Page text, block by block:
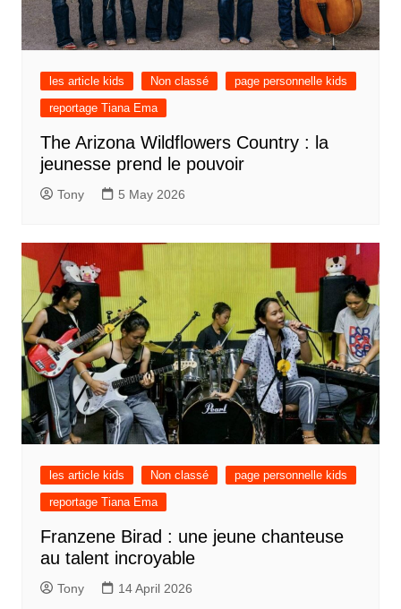
les article kids Non classé
page personnelle kids
reportage Tiana Ema
The Arizona Wildflowers Country : la
jeunesse prend le pouvoir
Tony 5 May 2026
les article kids Non classé
page personnelle kids
reportage Tiana Ema
Franzene Birad : une jeune chanteuse
au talent incroyable
Tony 14 April 2026